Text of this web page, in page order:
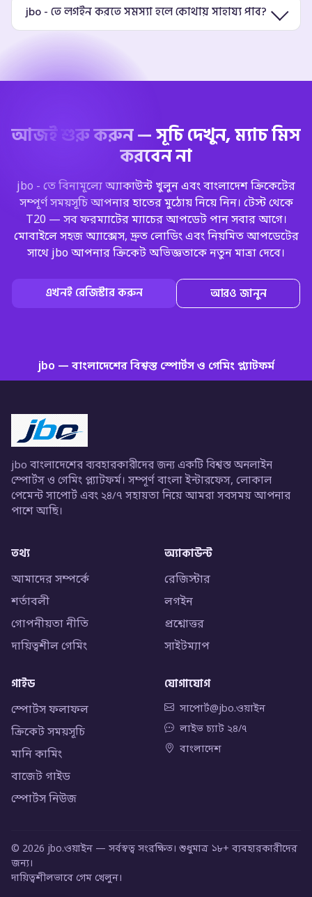
jbo - তে লগইন করতে সমস্যা হলে কোথায় সাহায্য পাব?
আজই শুরু করুন — সূচি দেখুন, ম্যাচ মিস
করবেন না
jbo - তে বিনামূল্যে অ্যাকাউন্ট খুলুন এবং বাংলাদেশ ক্রিকেটের
সম্পূর্ণ সময়সূচি আপনার হাতের মুঠোয় নিয়ে নিন। টেস্ট থেকে
T20 — সব ফরম্যাটের ম্যাচের আপডেট পান সবার আগে।
মোবাইলে সহজ অ্যাক্সেস, দ্রুত লোডিং এবং নিয়মিত আপডেটের
সাথে jbo আপনার ক্রিকেট অভিজ্ঞতাকে নতুন মাত্রা দেবে।
এখনই রেজিস্টার করুন আরও জানুন
jbo — বাংলাদেশের বিশ্বস্ত স্পোর্টস ও গেমিং প্ল্যাটফর্ম
jbo বাংলাদেশের ব্যবহারকারীদের জন্য একটি বিশ্বস্ত অনলাইন
স্পোর্টস ও গেমিং প্ল্যাটফর্ম। সম্পূর্ণ বাংলা ইন্টারফেস, লোকাল
পেমেন্ট সাপোর্ট এবং ২৪/৭ সহায়তা নিয়ে আমরা সবসময় আপনার
পাশে আছি।
তথ্য
আমাদের সম্পর্কে
শর্তাবলী
গোপনীয়তা নীতি
দায়িত্বশীল গেমিং
অ্যাকাউন্ট
রেজিস্টার
লগইন
প্রশ্নোত্তর
সাইটম্যাপ
গাইড
স্পোর্টস ফলাফল
ক্রিকেট সময়সূচি
মানি কামিং
বাজেট গাইড
স্পোর্টস নিউজ
যোগাযোগ
সাপোর্ট@jbo.ওয়াইন
লাইভ চ্যাট ২৪/৭
বাংলাদেশ
© 2026 jbo.ওয়াইন — সর্বস্বত্ব সংরক্ষিত। শুধুমাত্র ১৮+ ব্যবহারকারীদের
জন্য।
দায়িত্বশীলভাবে গেম খেলুন।